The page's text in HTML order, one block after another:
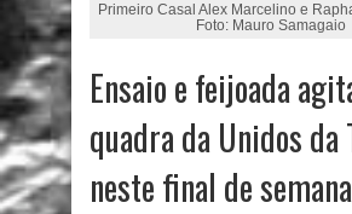
Primeiro Casal Alex Marcelino e
Foto: Mauro Samagaio
Ensaio e feijoada
quadra da Unidos da
neste final de semana